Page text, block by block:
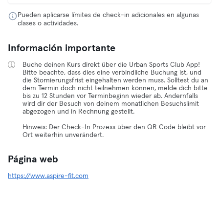
Pueden aplicarse límites de check-in adicionales en algunas
clases o actividades.
Información importante
Buche deinen Kurs direkt über die Urban Sports Club App!
Bitte beachte, dass dies eine verbindliche Buchung ist, und
die Stornierungsfrist eingehalten werden muss. Solltest du an
dem Termin doch nicht teilnehmen können, melde dich bitte
bis zu 12 Stunden vor Terminbeginn wieder ab. Andernfalls
wird dir der Besuch von deinem monatlichen Besuchslimit
abgezogen und in Rechnung gestellt.
Hinweis: Der Check-In Prozess über den QR Code bleibt vor
Ort weiterhin unverändert.
Página web
https://www.aspire-fit.com